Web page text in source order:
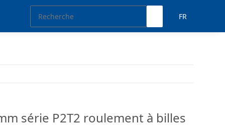
FR
série P2T2 roulement à billes